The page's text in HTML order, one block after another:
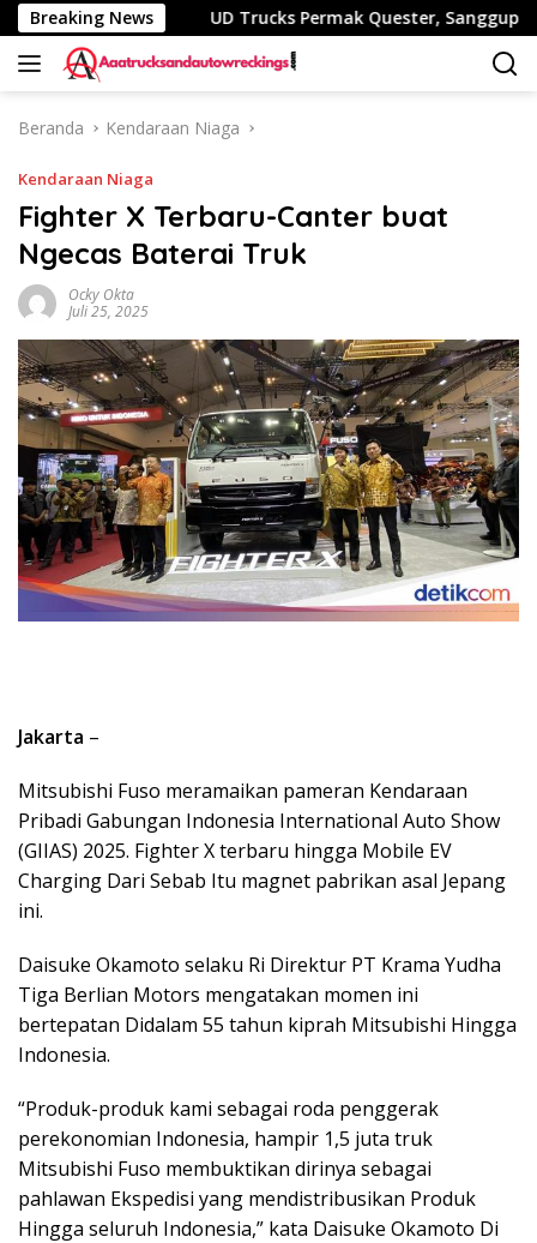
Langsung
ke
konten
Breaking News
B50 UD Trucks Permak Quester, Sanggup ‘Minum’
Beranda Kendaraan Niaga
Kendaraan Niaga
Fighter X Terbaru-Canter buat
Ngecas Baterai Truk
Ocky Okta
Juli 25, 2025
Jakarta –
Mitsubishi Fuso meramaikan pameran Kendaraan
Pribadi Gabungan Indonesia International Auto Show
(GIIAS) 2025. Fighter X terbaru hingga Mobile EV
Charging Dari Sebab Itu magnet pabrikan asal Jepang
ini.
Daisuke Okamoto selaku Ri Direktur PT Krama Yudha
Tiga Berlian Motors mengatakan momen ini
bertepatan Didalam 55 tahun kiprah Mitsubishi Hingga
Indonesia.
“Produk-produk kami sebagai roda penggerak
perekonomian Indonesia, hampir 1,5 juta truk
Mitsubishi Fuso membuktikan dirinya sebagai
pahlawan Ekspedisi yang mendistribusikan Produk
Hingga seluruh Indonesia,” kata Daisuke Okamoto Di